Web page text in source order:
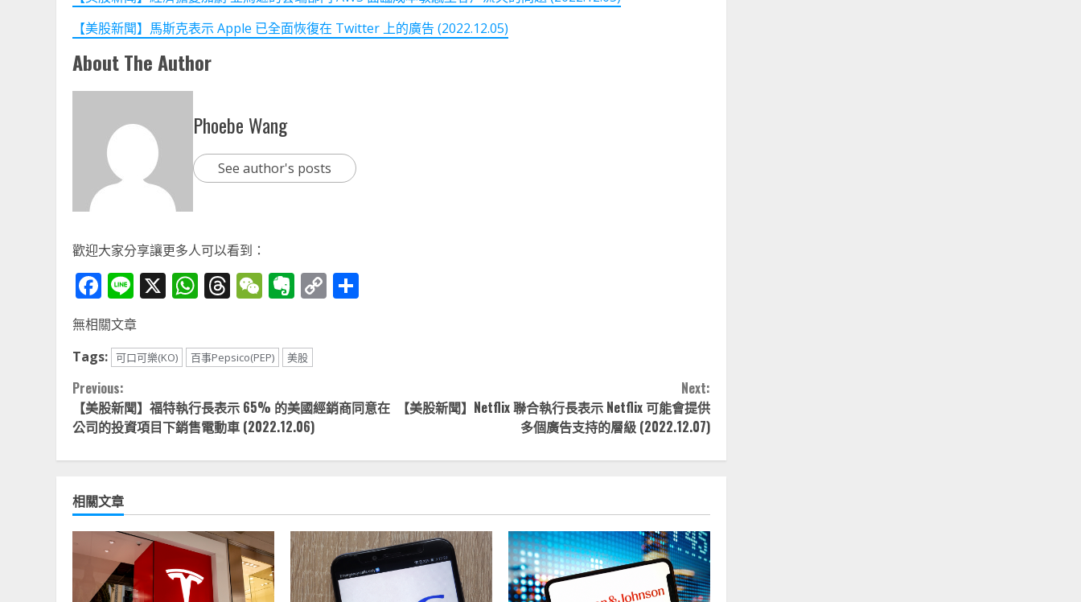
【美股新聞】馬斯克表示 Apple 已全面恢復在 Twitter 上的廣告 (2022.12.05)
About The Author
Phoebe Wang
See author's posts
歡迎大家分享讓更多人可以看到：
Facebook
Line
X WhatsApp
Threads
WeChat
Evernote
Copy
無相關文章
Tags: 可口可樂(KO) 百事Pepsico(PEP) 美股
Continue
Reading
Previous:
【美股新聞】福特執行長表示 65% 的美國經銷商同意在
公司的投資項目下銷售電動車 (2022.12.06)
Next:
【美股新聞】Netflix 聯合執行長表示 Netflix 可能會提供
多個廣告支持的層級 (2022.12.07)
相關文章